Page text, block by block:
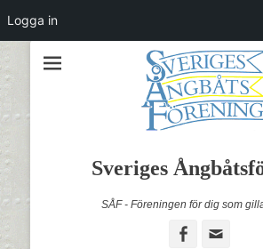
Sveriges
SÅF - Föreningen för dig som
Facebook
Logga in